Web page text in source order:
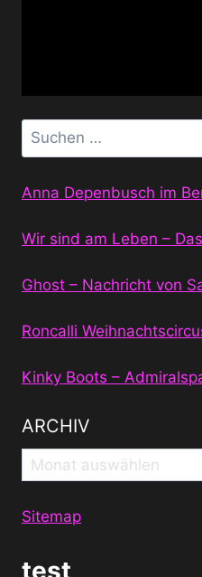
Suchen
nach:
Anna Depenbusch im
Wir sind am Leben –
Ghost – Nachricht von
Roncalli
Kinky Boots –
ARCHIV
Archiv
Sitemap
test